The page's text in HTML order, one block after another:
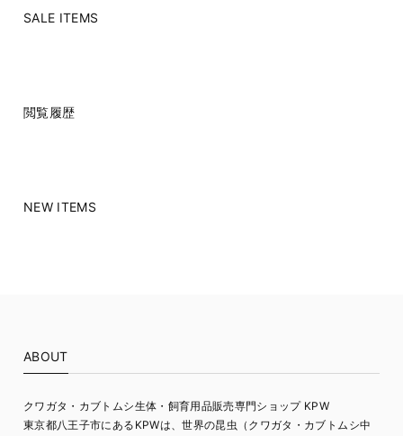
SALE ITEMS
閲覧履歴
NEW ITEMS
ABOUT
クワガタ・カブトムシ生体・飼育用品販売専門ショップ KPW
東京都八王子市にあるKPWは、世界の昆虫（クワガタ・カブトムシ中